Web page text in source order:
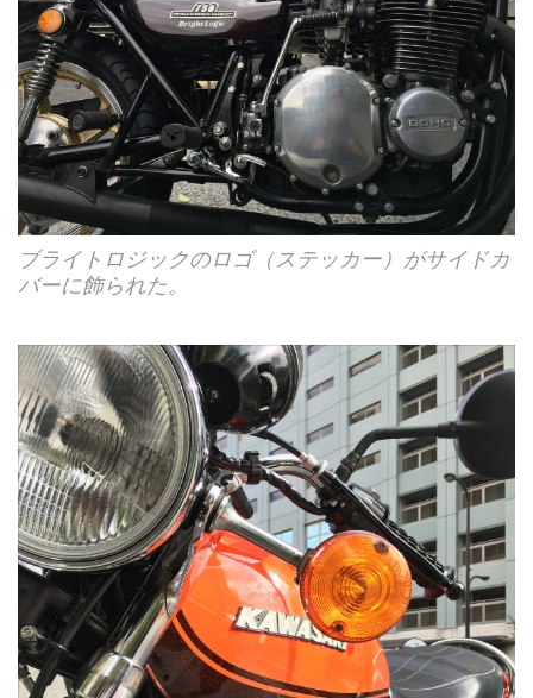
ブライトロジックのロゴ（ステッカー）がサイドカ
バーに飾られた。